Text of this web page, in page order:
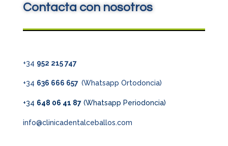
Contacta con nosotros
+34 952 215 747
+34 636 666 657 (Whatsapp Ortodoncia)
+34 648 06 41 87(Whatsapp Periodoncia)
info@clinicadentalceballos.com